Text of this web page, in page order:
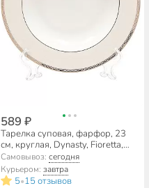
589 ₽
Тарелка суповая, фарфор, 23
см, круглая, Dynasty, Fioretta,
TDP082/TDP082-1
Самовывоз: сегодня
Курьером: завтра
5•15 отзывов